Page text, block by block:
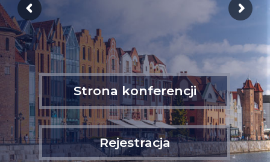
Strona konferencji
Rejestracja